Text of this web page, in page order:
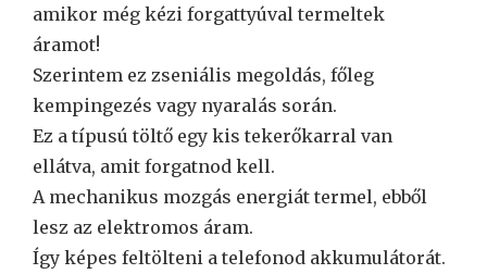
amikor még kézi forgattyúval termeltek
áramot!
Szerintem ez zseniális megoldás, főleg
kempingezés vagy nyaralás során.
Ez a típusú töltő egy kis tekerőkarral van
ellátva, amit forgatnod kell.
A mechanikus mozgás energiát termel, ebből
lesz az elektromos áram.
Így képes feltölteni a telefonod akkumulátorát.